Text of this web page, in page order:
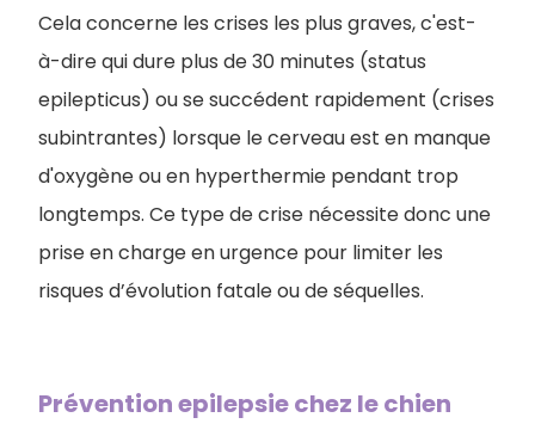
Cela concerne les crises les plus graves, c'est-
à-dire qui dure plus de 30 minutes (status
epilepticus) ou se succédent rapidement (crises
subintrantes) lorsque le cerveau est en manque
d'oxygène ou en hyperthermie pendant trop
longtemps. Ce type de crise nécessite donc une
prise en charge en urgence pour limiter les
risques d’évolution fatale ou de séquelles.
Prévention epilepsie chez le chien